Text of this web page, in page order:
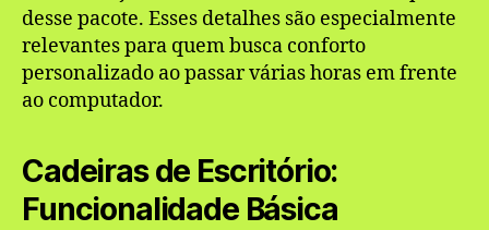
desse pacote. Esses detalhes são especialmente
relevantes para quem busca conforto
personalizado ao passar várias horas em frente
ao computador.
Cadeiras de Escritório:
Funcionalidade Básica